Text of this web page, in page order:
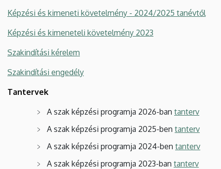
Képzési és kimeneti követelmény - 2024/2025 tanévtől
Képzési és kimeneteli követelmény 2023
Szakindítási kérelem
Szakindítási engedély
Tantervek
A szak képzési programja 2026-ban tanterv
A szak képzési programja 2025-ben tanterv
A szak képzési programja 2024-ben tanterv
A szak képzési programja 2023-ban tanterv